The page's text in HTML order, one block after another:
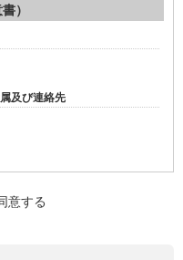
）
及び連絡先
の利用目的
しません。
意する